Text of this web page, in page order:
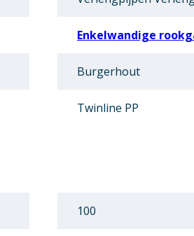
Enkelwandige
Burgerhout
Twinline PP
100